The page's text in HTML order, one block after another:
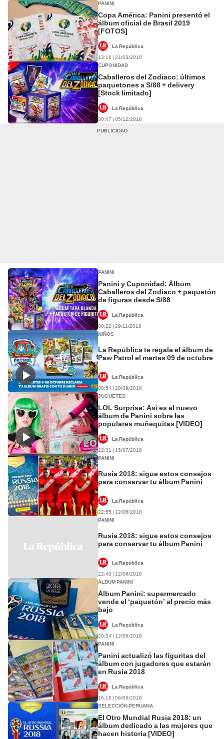
PANINI
Copa América: Panini presentó el
álbum oficial de Brasil 2019
[FOTOS]
La República
13:16 | 21/03/2019
CUPONIDAD
Caballeros del Zodiaco: últimos
paquetones a S/88 + delivery
[Stock limitado]
La República
00:47 | 05/12/2018
PANINI
Panini y Cuponidad: Álbum
Caballeros del Zodiaco + paquetón
de figuras desde S/88
La República
00:22 | 29/11/2018
NIÑOS
La República te regala el álbum de
Paw Patrol el martes 09 de octubre
La República
08:54 | 28/09/2018
JUGUETES
LOL Surprise: Así es el nuevo
álbum de Panini sobre las
populares muñequitas [VIDEO]
La República
22:31 | 16/07/2018
PANINI
Rusia 2018: sigue estos consejos
para conservar tu álbum Panini
La República
22:55 | 12/06/2018
PANINI
Rusia 2018: sigue estos consejos
para conservar tu álbum Panini
La República
22:43 | 12/06/2018
ÁLBUM PANINI
Álbum Panini: supermercado
vende el ‘paquetón’ al precio más
bajo
La República
20:34 | 12/06/2018
PANINI
Panini actualizó las figuritas del
álbum con jugadores que estarán
en Rusia 2018
La República
16:18 | 06/06/2018
SELECCIÓN PERUANA
El Otro Mundial Rusia 2018: un
álbum dedicado a las mujeres que
hacen historia [VIDEO]